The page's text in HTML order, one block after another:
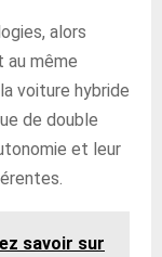
alors
au même
voiture hybride
de double
et leur
savoir sur